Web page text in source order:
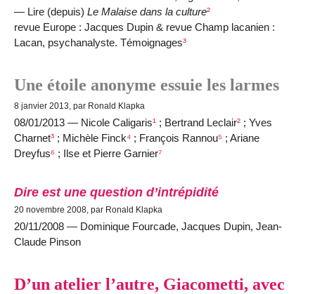
— Lire (depuis) Le Malaise dans la culture²
revue Europe : Jacques Dupin & revue Champ lacanien :
Lacan, psychanalyste. Témoignages³
Une étoile anonyme essuie les larmes
8 janvier 2013, par Ronald Klapka
08/01/2013 — Nicole Caligaris¹ ; Bertrand Leclair² ; Yves
Charnet³ ; Michèle Finck⁴ ; François Rannou⁵ ; Ariane
Dreyfus⁶ ; Ilse et Pierre Garnier⁷
Dire est une question d’intrépidité
20 novembre 2008, par Ronald Klapka
20/11/2008 — Dominique Fourcade, Jacques Dupin, Jean-
Claude Pinson
D’un atelier l’autre, Giacometti, avec